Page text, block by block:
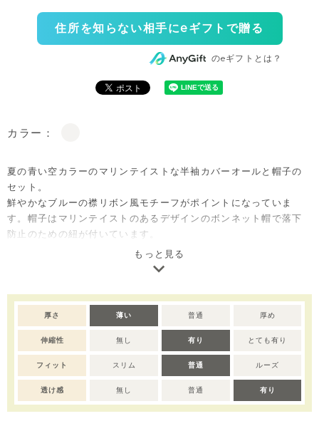
住所を知らない相手にeギフトで贈る
のeギフトとは？
カラー：
夏の青い空カラーのマリンテイストな半袖カバーオールと帽子の
セット。
鮮やかなブルーの襟リボン風モチーフがポイントになっていま
す。帽子はマリンテイストのあるデザインのボンネット帽で落下
防止のための紐が付いています。
背中には脱着のためのファスナー、内側にファスナーガードを付
け、肌への刺激を防止しています。股部分はスナップボタンでの
出産準備用のほかに、出産祝いのベビー服のギフトとしても大変
喜ばれるセットアイテムです。
※撮影･モニター環境等により実際の商品の色味と異なって見える
場合がございます。
※濃色部分は、摩擦や汗・雨などにより、他の衣類や下着、バッ
グ等に色移りする場合がございます。淡色のものとの組み合わせ
や着用の際は、十分ご注意ください。
もっと見る
厚さ 薄い 普通 厚め
伸縮性 無し 有り とても有り
フィット スリム 普通 ルーズ
透け感 無し 普通 有り